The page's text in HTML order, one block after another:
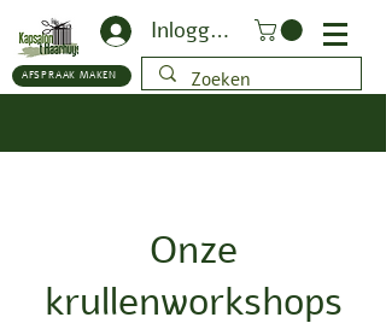
AFSPRAAK MAKEN
Inloggen
Onze
krullenworkshops